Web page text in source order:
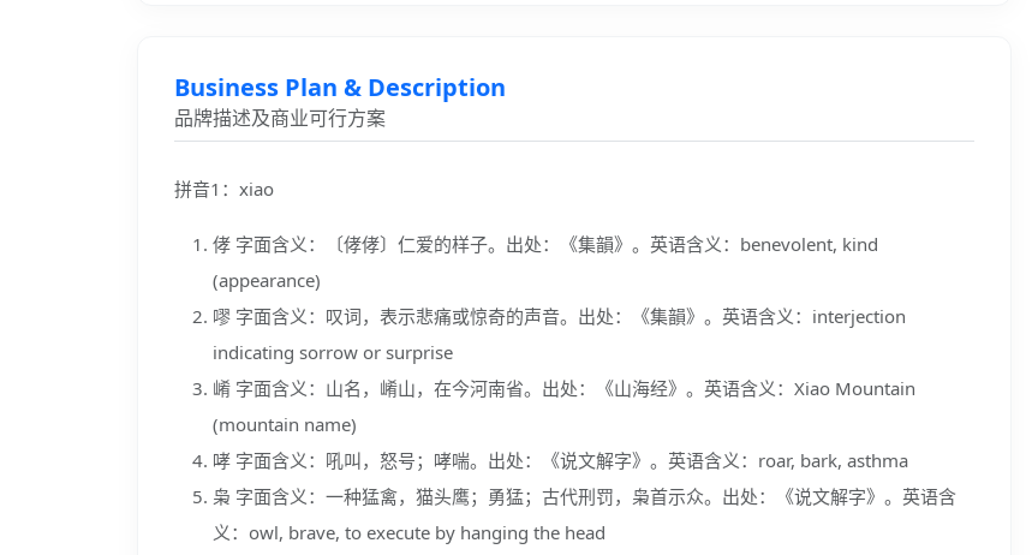
Business Plan & Description
品牌描述及商业可行方案
拼音1：xiao
侾 字面含义：〔侾侾〕仁爱的样子。出处：《集韻》。英语含义：benevolent, kind
(appearance)
嘐 字面含义：叹词，表示悲痛或惊奇的声音。出处：《集韻》。英语含义：interjection
indicating sorrow or surprise
崤 字面含义：山名，崤山，在今河南省。出处：《山海经》。英语含义：Xiao Mountain
(mountain name)
哮 字面含义：吼叫，怒号；哮喘。出处：《说文解字》。英语含义：roar, bark, asthma
枭 字面含义：一种猛禽，猫头鹰；勇猛；古代刑罚，枭首示众。出处：《说文解字》。英语含
义：owl, brave, to execute by hanging the head